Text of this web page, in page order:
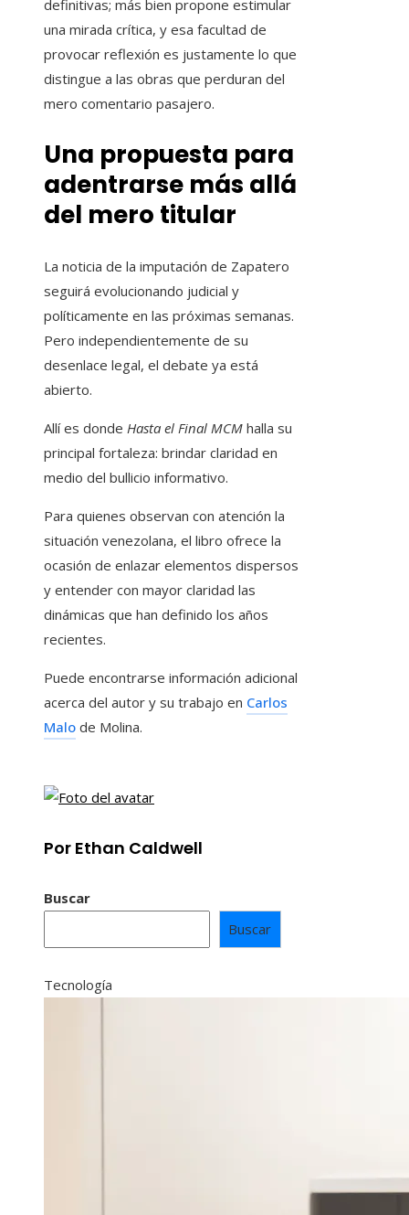
definitivas; más bien propone estimular
una mirada crítica, y esa facultad de
provocar reflexión es justamente lo que
distingue a las obras que perduran del
mero comentario pasajero.
Una propuesta para
adentrarse más allá
del mero titular
La noticia de la imputación de Zapatero
seguirá evolucionando judicial y
políticamente en las próximas semanas.
Pero independientemente de su
desenlace legal, el debate ya está
abierto.
Allí es donde Hasta el Final MCM halla su
principal fortaleza: brindar claridad en
medio del bullicio informativo.
Para quienes observan con atención la
situación venezolana, el libro ofrece la
ocasión de enlazar elementos dispersos
y entender con mayor claridad las
dinámicas que han definido los años
recientes.
Puede encontrarse información adicional
acerca del autor y su trabajo en Carlos
Malo de Molina.
Por Ethan Caldwell
Buscar
Buscar
Tecnología